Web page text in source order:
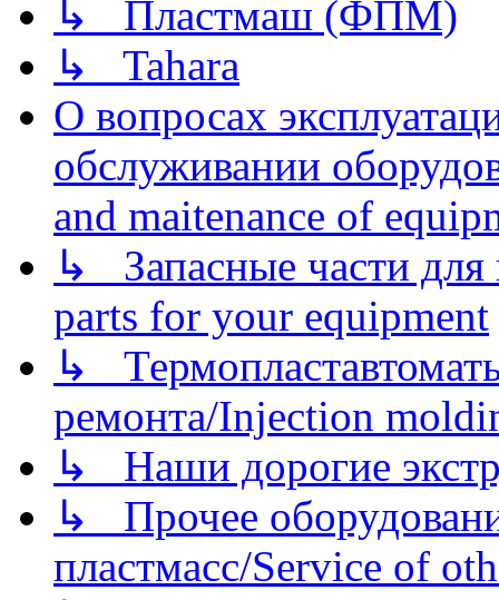
↳ Пластмаш (ФПМ)
↳ Tahara
О вопросах
обслуживании
and maitenance of
↳ Запасные части для
parts for your equipment
↳
ремонта/Injection
↳ Наши дорогие
↳ Прочее
пластмасс/Service of